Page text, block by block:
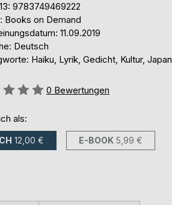
9783749469222
Books on Demand
11.09.2019
Deutsch
Haiku, Lyrik, Gedicht, Kultur, Japan
0 Bewertungen
als:
12,00 € E-BOOK 5,99 €